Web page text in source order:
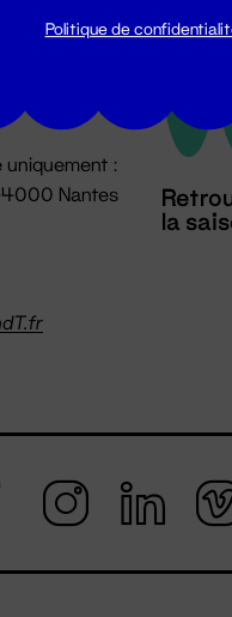
14h → 18h
uniquement :
Nantes
la
Politique de